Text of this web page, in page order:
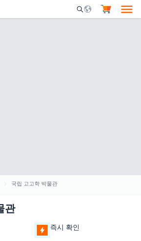
Mobile Search
국립 고고학 박물관
관
즉시 확인